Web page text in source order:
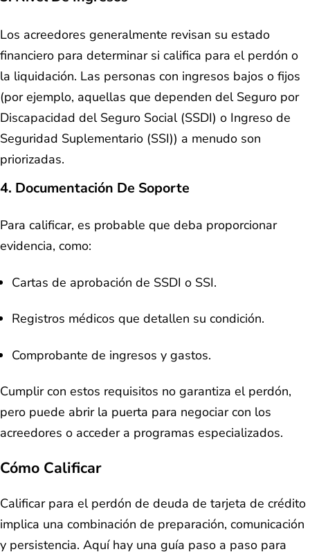
Los acreedores generalmente revisan su estado
financiero para determinar si califica para el perdón o
la liquidación. Las personas con ingresos bajos o fijos
(por ejemplo, aquellas que dependen del Seguro por
Discapacidad del Seguro Social (SSDI) o Ingreso de
Seguridad Suplementario (SSI)) a menudo son
priorizadas.
4. Documentación De Soporte
Para calificar, es probable que deba proporcionar
evidencia, como:
Cartas de aprobación de SSDI o SSI.
Registros médicos que detallen su condición.
Comprobante de ingresos y gastos.
Cumplir con estos requisitos no garantiza el perdón,
pero puede abrir la puerta para negociar con los
acreedores o acceder a programas especializados.
Cómo Calificar
Calificar para el perdón de deuda de tarjeta de crédito
implica una combinación de preparación, comunicación
y persistencia. Aquí hay una guía paso a paso para